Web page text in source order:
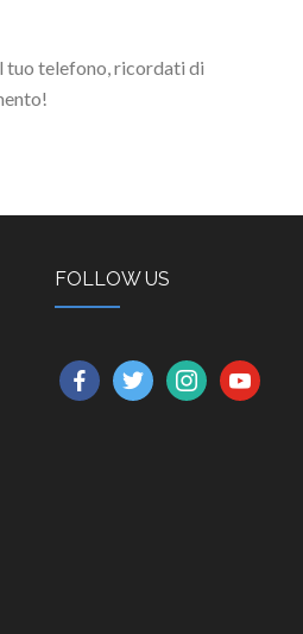
tuo telefono, ricordati di
FOLLOW US
facebooktwitterinstagramyoutube